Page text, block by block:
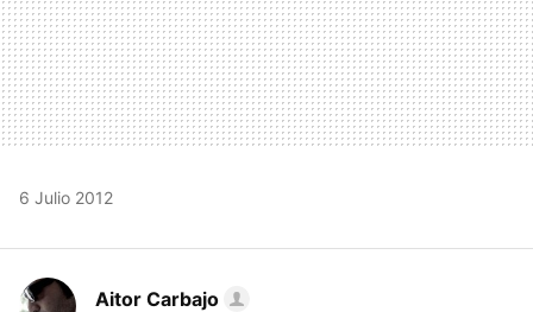
6 Julio 2012
Aitor Carbajo